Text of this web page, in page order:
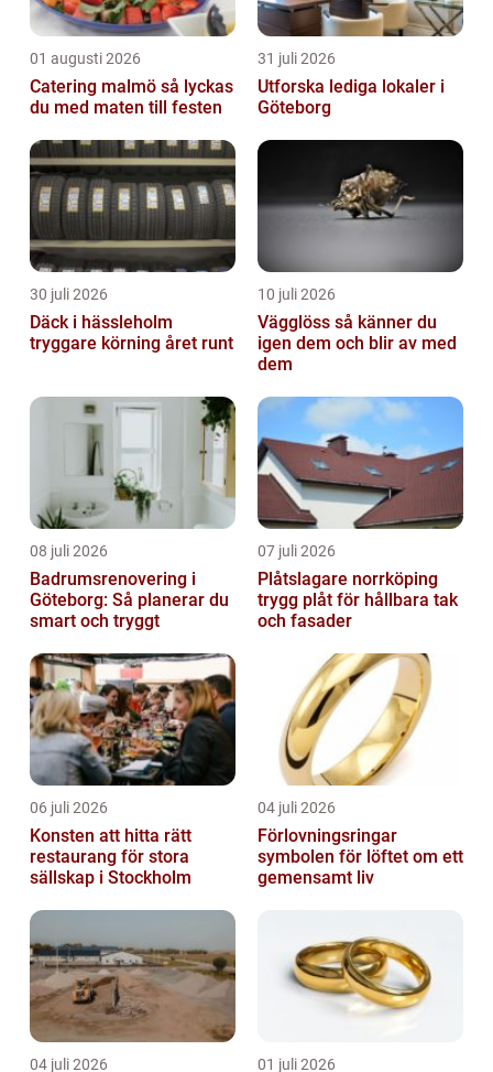
01 augusti 2026
Catering malmö så lyckas
du med maten till festen
31 juli 2026
Utforska lediga lokaler i
Göteborg
30 juli 2026
Däck i hässleholm
tryggare körning året runt
10 juli 2026
Vägglöss så känner du
igen dem och blir av med
dem
08 juli 2026
Badrumsrenovering i
Göteborg: Så planerar du
smart och tryggt
07 juli 2026
Plåtslagare norrköping
trygg plåt för hållbara tak
och fasader
06 juli 2026
Konsten att hitta rätt
restaurang för stora
sällskap i Stockholm
04 juli 2026
Förlovningsringar
symbolen för löftet om ett
gemensamt liv
04 juli 2026 01 juli 2026